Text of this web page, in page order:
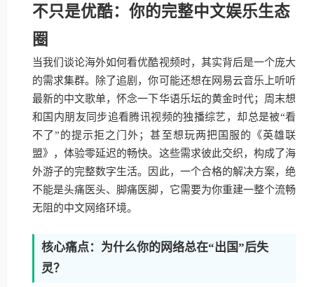
不只是优酷：你的完整中文娱乐生态
圈
当我们谈论海外如何看优酷视频时，其实背后是一个庞大
的需求集群。除了追剧，你可能还想在网易云音乐上听听
最新的中文歌单，怀念一下华语乐坛的黄金时代；周末想
和国内朋友同步追看腾讯视频的独播综艺，却总是被“看
不了”的提示拒之门外；甚至想玩两把国服的《英雄联
盟》，体验零延迟的畅快。这些需求彼此交织，构成了海
外游子的完整数字生活。因此，一个合格的解决方案，绝
不能是头痛医头、脚痛医脚，它需要为你重建一整个流畅
无阻的中文网络环境。
核心痛点：为什么你的网络总在“出国”后失
灵？